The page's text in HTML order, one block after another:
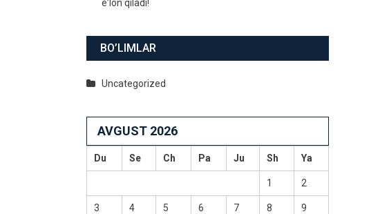
eʼlon qiladi!
BO’LIMLAR
Uncategorized
AVGUST 2026
Du Se Ch Pa Ju Sh Ya
1 2
3 4 5 6 7 8 9